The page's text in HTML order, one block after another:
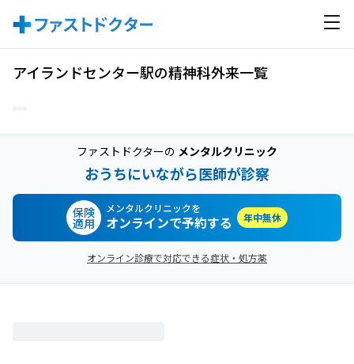
アイランドセンター駅の精神科外来一覧
ファストドクターの メンタルクリニック
おうちにいながら医師が診察
保険
適用
メンタルクリニックを
オンラインで予約する 年中無休
オンライン診療で対応できる症状・処方薬